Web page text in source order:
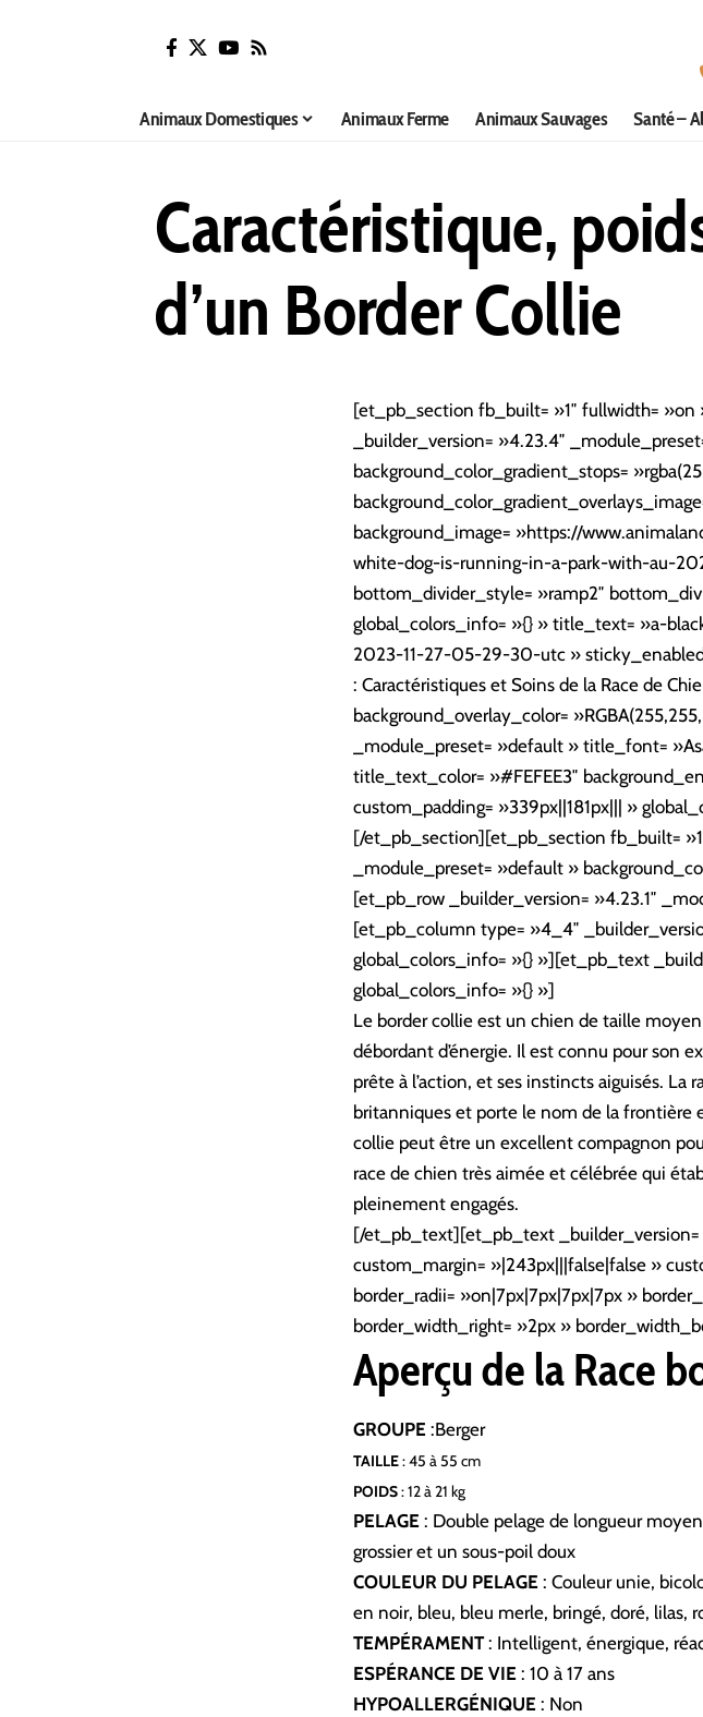
Animaux Domestiques Animaux Ferme Animaux Sauvages Santé –
Caractéristique,
d’un Border Collie
[et_pb_section fb_built= »1″ fullwidth= »on
_builder_version= »4.23.4″
background_color_gradient_stops=
background_image= »https://
white-dog-is-running-in-a-park-with-au-
bottom_divider_style= »ramp2″
global_colors_info= »{} » title_text= »a-
2023-11-27-05-29-30-utc »
: Caractéristiques et Soins de la Race de
background_overlay_color=
_module_preset= »default » title_font=
title_text_color= »#FEFEE3″
custom_padding= »339px||181px||| »
[/et_pb_section][et_pb_section fb_built=
_module_preset= »default »
[et_pb_row _builder_version= »4.23.1″
[et_pb_column type= »4_4″
global_colors_info= »{} »][et_pb_text
global_colors_info= »{} »]
Le border collie est un chien de taille
débordant d’énergie. Il est connu pour son
prête à l’action, et ses instincts aiguisés. La
britanniques et porte le nom de la frontière
collie peut être un excellent compagnon
race de chien très aimée et célébrée qui
pleinement engagés.
[/et_pb_text][et_pb_text
custom_margin= »|243px|||false|false »
border_radii= »on|7px|7px|7px|7px »
border_width_right= »2px »
Aperçu de la Race
GROUPE:Berger
TAILLE: 45 à 55 cm
POIDS: 12à 21 kg
PELAGE: Double pelage de longueur
grossier et un sous-poil doux
COULEUR DU PELAGE: Couleur unie,
en noir, bleu, bleu merle, bringé, doré, lilas,
TEMPÉRAMENT: Intelligent, énergique,
ESPÉRANCE DE VIE: 10 à 17 ans
HYPOALLERGÉNIQUE: Non